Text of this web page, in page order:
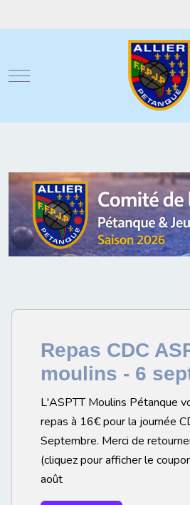
Mobile Menu Toggle
Repas CDC
moulins - 6
L'ASPTT Moulins Pétanque
repas à 16€ pour la journée
Septembre. Merci de
(cliquez pour afficher le
août